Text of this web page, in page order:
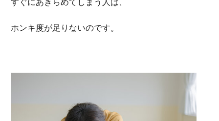
すぐにあきらめてしまう人は、
ホンキ度が足りないのです。